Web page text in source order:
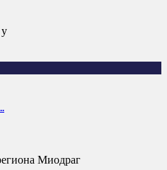
Миодраг